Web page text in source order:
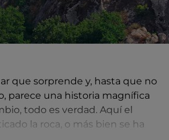
que sorprende y, hasta que no
parece una historia magnífica
todo es verdad. Aquí el
la roca, o más bien se ha